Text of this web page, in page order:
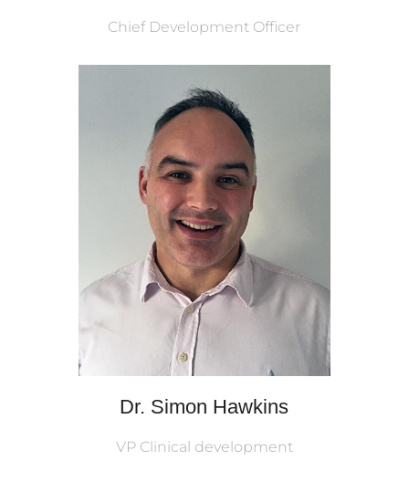
Chief Development Officer
Dr. Simon Hawkins
VP Clinical development